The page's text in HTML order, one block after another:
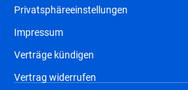
Privatsphäreeinstellungen
Impressum
Verträge kündigen
Vertrag widerrufen